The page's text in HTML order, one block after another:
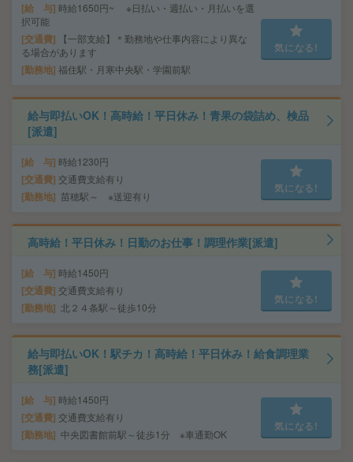
給 与 時給1650円~ ※日払い・週払い・月払いを選
択可能
交通費
【一部支給】＊勤務地や仕事内容により異な
る場合があります
勤務地 福住駅・月寒中央駅・学園前駅
気になる!
給与即払いOK！高時給！平日休み！青果の袋詰め、検品
[派遣]
給 与 時給1230円
交通費 交通費支給有り
勤務地 苗穂駅～ ※送迎有り
気になる!
高時給！平日休み！日勤のお仕事！調理作業[派遣]
給 与 時給1450円
交通費 交通費支給有り
勤務地 北２４条駅～徒歩10分
気になる!
給与即払いOK！駅チカ！高時給！平日休み！給食調理業
務[派遣]
給 与 時給1450円
交通費 交通費支給有り
勤務地 中央図書館前駅～徒歩1分 ※車通勤OK
気になる!